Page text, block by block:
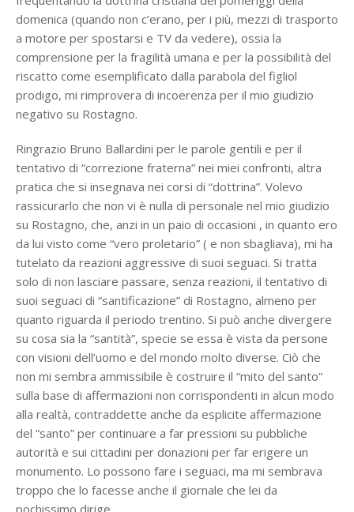
domenica (quando non c’erano, per i più, mezzi di trasporto
a motore per spostarsi e TV da vedere), ossia la
comprensione per la fragilità umana e per la possibilità del
riscatto come esemplificato dalla parabola del figliol
prodigo, mi rimprovera di incoerenza per il mio giudizio
negativo su Rostagno.
Ringrazio Bruno Ballardini per le parole gentili e per il
tentativo di “correzione fraterna” nei miei confronti, altra
pratica che si insegnava nei corsi di “dottrina”. Volevo
rassicurarlo che non vi è nulla di personale nel mio giudizio
su Rostagno, che, anzi in un paio di occasioni , in quanto ero
da lui visto come “vero proletario” ( e non sbagliava), mi ha
tutelato da reazioni aggressive di suoi seguaci. Si tratta
solo di non lasciare passare, senza reazioni, il tentativo di
suoi seguaci di “santificazione” di Rostagno, almeno per
quanto riguarda il periodo trentino. Si può anche divergere
su cosa sia la “santità”, specie se essa è vista da persone
con visioni dell’uomo e del mondo molto diverse. Ciò che
non mi sembra ammissibile è costruire il “mito del santo”
sulla base di affermazioni non corrispondenti in alcun modo
alla realtà, contraddette anche da esplicite affermazione
del “santo” per continuare a far pressioni su pubbliche
autorità e sui cittadini per donazioni per far erigere un
monumento. Lo possono fare i seguaci, ma mi sembrava
troppo che lo facesse anche il giornale che lei da
pochissimo dirige.